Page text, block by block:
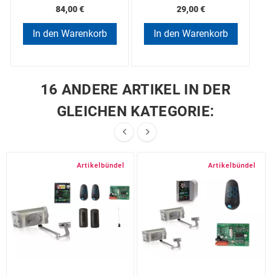
84,00 €
In den Warenkorb
29,00 €
In den Warenkorb
16 ANDERE ARTIKEL IN DER
GLEICHEN KATEGORIE:
 
Artikelbündel Artikelbündel